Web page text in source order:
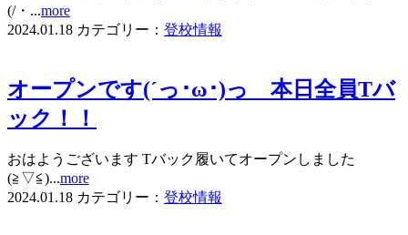
(/・...more
2024.01.18 カテゴリー： 登校情報
オープンです(´っ･ω･)っ 本日全員Tバ
ック！！
おはようございます Tバック履いてオープンしました
(≧▽≦)...more
2024.01.18 カテゴリー： 登校情報